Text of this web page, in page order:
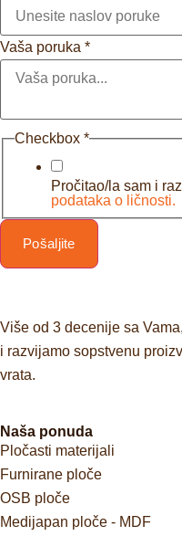
Vaša poruka *
Checkbox *
Pročitao/la sam i
podataka o ličnosti.
Pošaljite
Više od 3 decenije sa
i razvijamo sopstvenu
vrata.
Naša ponuda
Pločasti materijali
Furnirane ploče
OSB ploče
Medijapan ploče - MDF